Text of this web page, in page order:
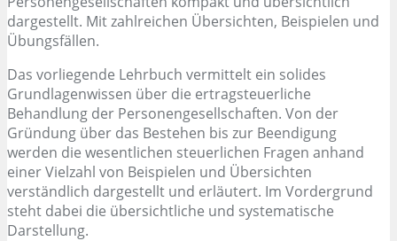
dargestellt. Mit zahlreichen Übersichten, Beispielen und
Übungsfällen.
Das vorliegende Lehrbuch vermittelt ein solides
Grundlagenwissen über die ertragsteuerliche
Behandlung der Personengesellschaften. Von der
Gründung über das Bestehen bis zur Beendigung
werden die wesentlichen steuerlichen Fragen anhand
einer Vielzahl von Beispielen und Übersichten
verständlich dargestellt und erläutert. Im Vordergrund
steht dabei die übersichtliche und systematische
Darstellung.